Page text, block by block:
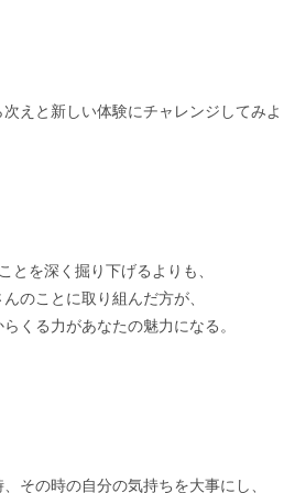
次えと新しい体験にチャレンジしてみ
とを深く掘り下げるよりも、
のことに取り組んだ方が、
くる力があなたの魅力になる。
その時の自分の気持ちを大事にし、